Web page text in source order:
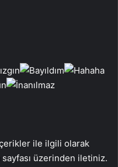
ile ilgili olarak
üzerinden iletiniz.